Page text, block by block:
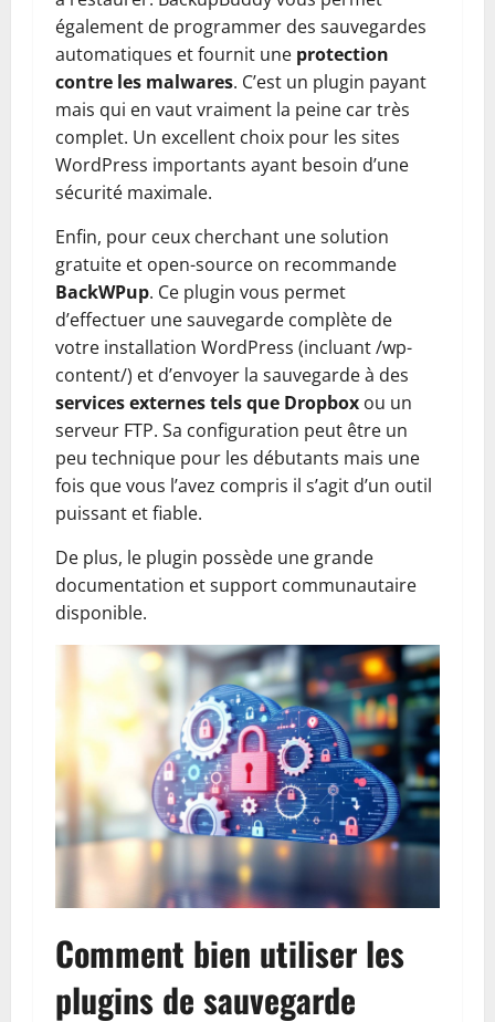
également de programmer des sauvegardes
automatiques et fournit une protection
contre les malwares. C’est un plugin payant
mais qui en vaut vraiment la peine car très
complet. Un excellent choix pour les sites
WordPress importants ayant besoin d’une
sécurité maximale.
Enfin, pour ceux cherchant une solution
gratuite et open-source on recommande
BackWPup. Ce plugin vous permet
d’effectuer une sauvegarde complète de
votre installation WordPress (incluant /wp-
content/) et d’envoyer la sauvegarde à des
services externes tels que Dropbox ou un
serveur FTP. Sa configuration peut être un
peu technique pour les débutants mais une
fois que vous l’avez compris il s’agit d’un outil
puissant et fiable.
De plus, le plugin possède une grande
documentation et support communautaire
disponible.
Comment bien utiliser les
plugins de sauvegarde